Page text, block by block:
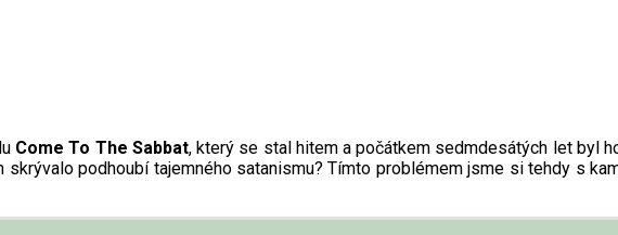
Come To The Sabbat, který se stal hitem a počátkem sedmdesátých let byl
podhoubí tajemného satanismu? Tímto problémem jsme si tehdy s